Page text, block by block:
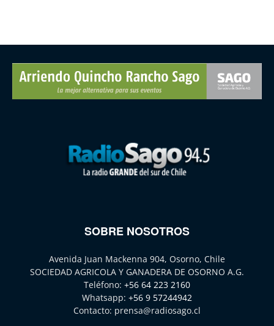
SOBRE NOSOTROS
Avenida Juan Mackenna 904, Osorno, Chile
SOCIEDAD AGRICOLA Y GANADERA DE OSORNO A.G.
Teléfono: +56 64 223 2160
Whatsapp: +56 9 57244942
Contacto: prensa@radiosago.cl